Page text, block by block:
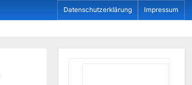
Datenschutzerklärung Impressum